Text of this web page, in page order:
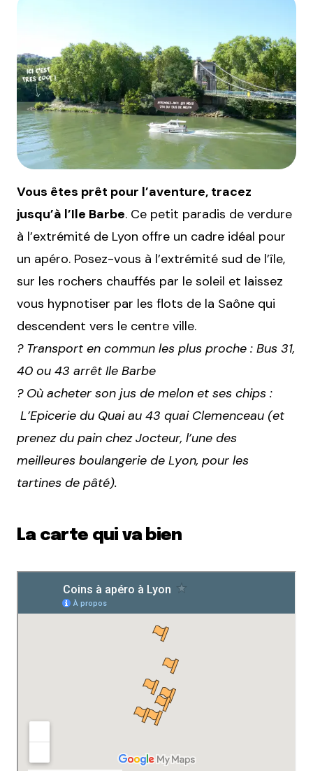
Vous êtes prêt pour l’aventure, tracez
jusqu’à l’Ile Barbe. Ce petit paradis de verdure
à l’extrémité de Lyon offre un cadre idéal pour
un apéro. Posez-vous à l’extrémité sud de l’île,
sur les rochers chauffés par le soleil et laissez
vous hypnotiser par les flots de la Saône qui
descendent vers le centre ville.
? Transport en commun les plus proche : Bus 31,
40 ou 43 arrêt Ile Barbe
? Où acheter son jus de melon et ses chips :
L’Epicerie du Quai au 43 quai Clemenceau (et
prenez du pain chez Jocteur, l’une des
meilleures boulangerie de Lyon, pour les
tartines de pâté).
La carte qui va bien